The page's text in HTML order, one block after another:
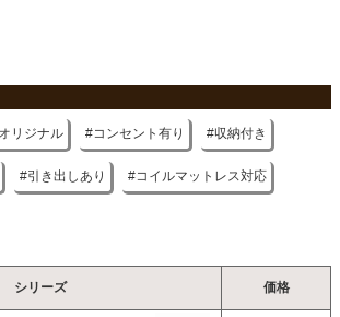
リジナル コンセント有り 収納付き
引き出しあり コイルマットレス対応
シリーズ 価格